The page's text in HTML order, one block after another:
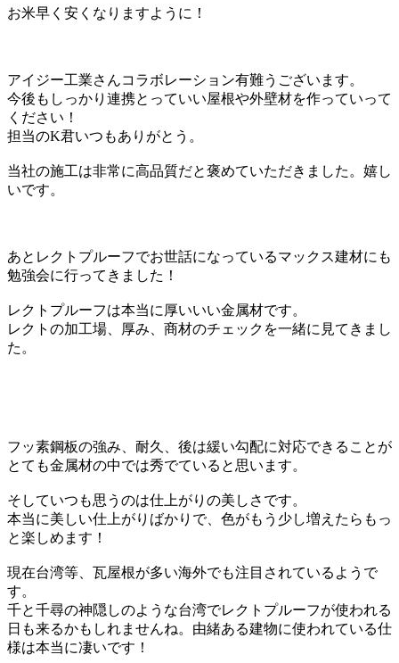
お米早く安くなりますように！
アイジー工業さんコラボレーション有難うございます。
今後もしっかり連携とっていい屋根や外壁材を作っていって
ください！
担当のK君いつもありがとう。
当社の施工は非常に高品質だと褒めていただきました。嬉し
いです。
あとレクトプルーフでお世話になっているマックス建材にも
勉強会に行ってきました！
レクトプルーフは本当に厚いいい金属材です。
レクトの加工場、厚み、商材のチェックを一緒に見てきまし
た。
フッ素鋼板の強み、耐久、後は緩い勾配に対応できることが
とても金属材の中では秀でていると思います。
そしていつも思うのは仕上がりの美しさです。
本当に美しい仕上がりばかりで、色がもう少し増えたらもっ
と楽しめます！
現在台湾等、瓦屋根が多い海外でも注目されているようで
す。
千と千尋の神隠しのような台湾でレクトプルーフが使われる
日も来るかもしれませんね。由緒ある建物に使われている仕
様は本当に凄いです！